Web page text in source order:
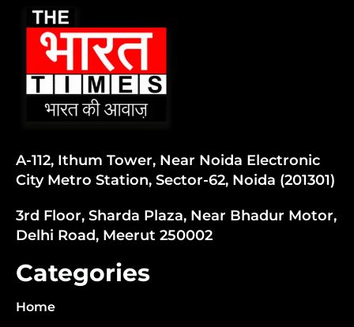
A-112, Ithum Tower, Near Noida Electronic
City Metro Station, Sector-62, Noida (201301)
3rd Floor, Sharda Plaza, Near Bhadur Motor,
Delhi Road, Meerut 250002
Categories
Home